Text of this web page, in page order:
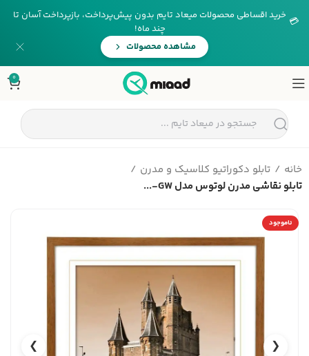
💳 خرید اقساطی محصولات میعاد تایم بدون پیش‌پرداخت، بازپرداخت آسان تا
چند ماه!
مشاهده محصولات
0
خانه
تابلو دکوراتیو کلاسیک و مدرن
تابلو نقاشی مدرن لوتوس مدل GW-...
ناموجود
❮
❯